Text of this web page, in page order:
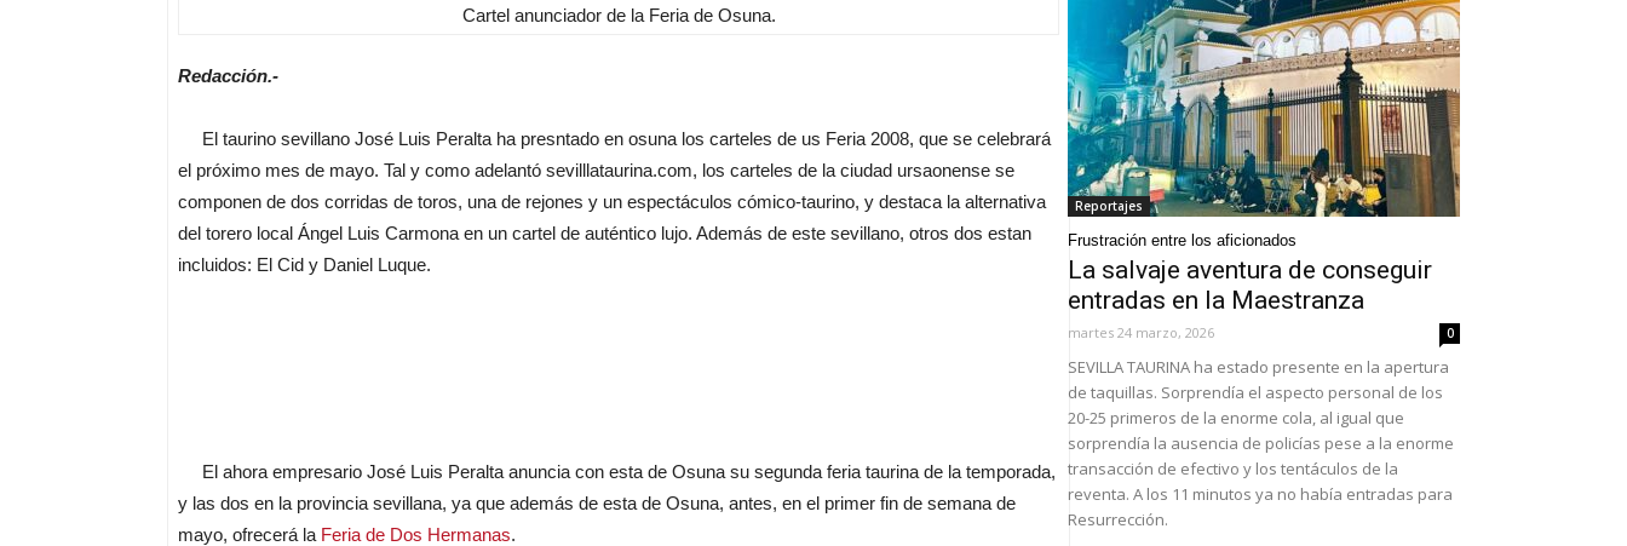
Cartel anunciador de la Feria de Osuna.
Redacción.-
El taurino sevillano José Luis Peralta ha presntado en osuna los carteles de us Feria 2008, que se celebrará
el próximo mes de mayo. Tal y como adelantó sevilllataurina.com, los carteles de la ciudad ursaonense se
componen de dos corridas de toros, una de rejones y un espectáculos cómico-taurino, y destaca la alternativa
del torero local Ángel Luis Carmona en un cartel de auténtico lujo. Además de este sevillano, otros dos estan
incluidos: El Cid y Daniel Luque.
El ahora empresario José Luis Peralta anuncia con esta de Osuna su segunda feria taurina de la temporada,
y las dos en la provincia sevillana, ya que además de esta de Osuna, antes, en el primer fin de semana de
mayo, ofrecerá la Feria de Dos Hermanas.
Reportajes
Frustración entre los aficionados
La salvaje aventura de conseguir
entradas en la Maestranza
martes 24 marzo, 2026 0
SEVILLA TAURINA ha estado presente en la apertura
de taquillas. Sorprendía el aspecto personal de los
20-25 primeros de la enorme cola, al igual que
sorprendía la ausencia de policías pese a la enorme
transacción de efectivo y los tentáculos de la
reventa. A los 11 minutos ya no había entradas para
Resurrección.